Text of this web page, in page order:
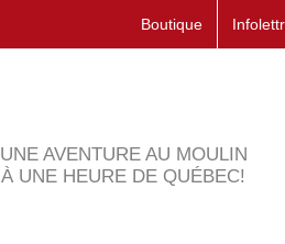
Boutique
UNE AVENTURE AU MOULIN
À UNE HEURE DE QUÉBEC!